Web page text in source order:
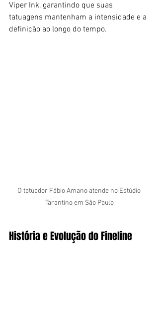
Viper Ink, garantindo que suas
tatuagens mantenham a intensidade e a
definição ao longo do tempo.
O tatuador Fábio Amano atende no Estúdio
Tarantino em São Paulo
História e Evolução do Fineline